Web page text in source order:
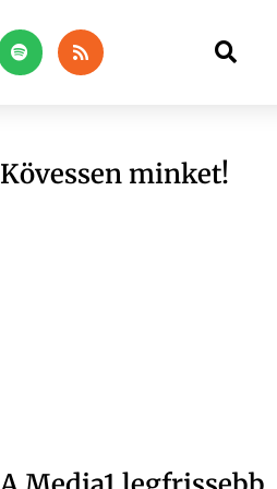
Kövessen minket!